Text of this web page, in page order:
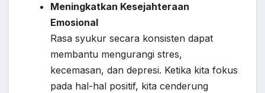
Meningkatkan Kesejahteraan
Emosional
Rasa syukur secara konsisten dapat
membantu mengurangi stres,
kecemasan, dan depresi. Ketika kita fokus
pada hal-hal positif, kita cenderung